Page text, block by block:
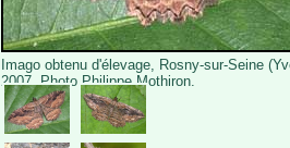
Imago obtenu d'élevage, Rosny-sur-Seine
2007. Photo Philippe Mothiron.